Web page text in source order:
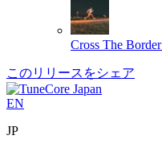
Cross The Border
このリリースをシェア
EN
JP